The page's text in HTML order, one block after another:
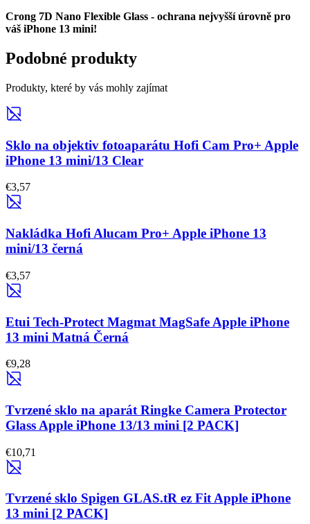
Crong 7D Nano Flexible Glass - ochrana nejvyšší úrovně pro
váš iPhone 13 mini!
Podobné produkty
Produkty, které by vás mohly zajímat
Sklo na objektiv fotoaparátu Hofi Cam Pro+ Apple
iPhone 13 mini/13 Clear
€3,57
Nakládka Hofi Alucam Pro+ Apple iPhone 13
mini/13 černá
€3,57
Etui Tech-Protect Magmat MagSafe Apple iPhone
13 mini Matná Černá
€9,28
Tvrzené sklo na aparát Ringke Camera Protector
Glass Apple iPhone 13/13 mini [2 PACK]
€10,71
Tvrzené sklo Spigen GLAS.tR ez Fit Apple iPhone
13 mini [2 PACK]